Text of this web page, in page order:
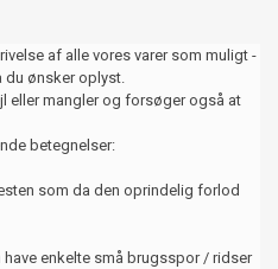
af alle vores varer som muligt -
du ønsker oplyst.
eller mangler og forsøger også at
betegnelser:
som da den oprindelig forlod
have enkelte små brugsspor / ridser